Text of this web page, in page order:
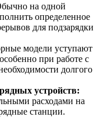
на одной
определенное
для подзарядки
модели уступают
при работе с
долгого
устройств:
расходами на
станции.